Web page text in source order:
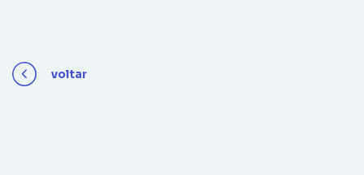
voltar